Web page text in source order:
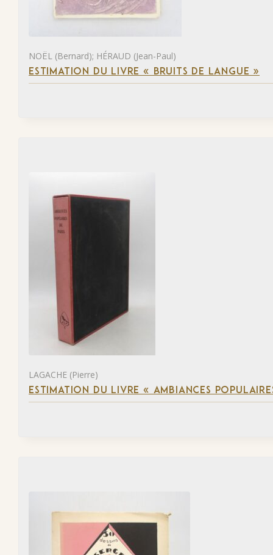
NOËL (Bernard); HÉRAUD (Jean-Paul)
ESTIMATION DU LIVRE « BRUITS DE LANGUE »
LAGACHE (Pierre)
ESTIMATION DU LIVRE « AMBIANCES